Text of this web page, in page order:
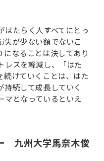
はたらく人すべてにとっ
失が少ない額でないこ
になることは決してあり
レスを軽減し、「はた
けていくことは、はた
持続して成長していく
マとなっているといえ
　九州大学馬奈木俊